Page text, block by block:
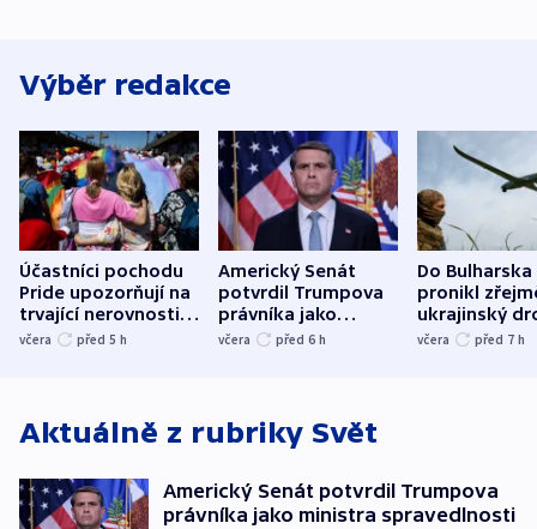
Výběr redakce
Účastníci pochodu
Pride upozorňují na
trvající nerovnosti i
společenskou
včera před 5 h
Americký Senát
potvrdil Trumpova
právníka jako
ministra
včera před 6 h
Do Bulharska
pronikl
ukrajinský
explodoval
včera před 7 h
Aktuálně z rubriky Svět
Americký Senát potvrdil Trumpova
právníka jako ministra spravedlnosti